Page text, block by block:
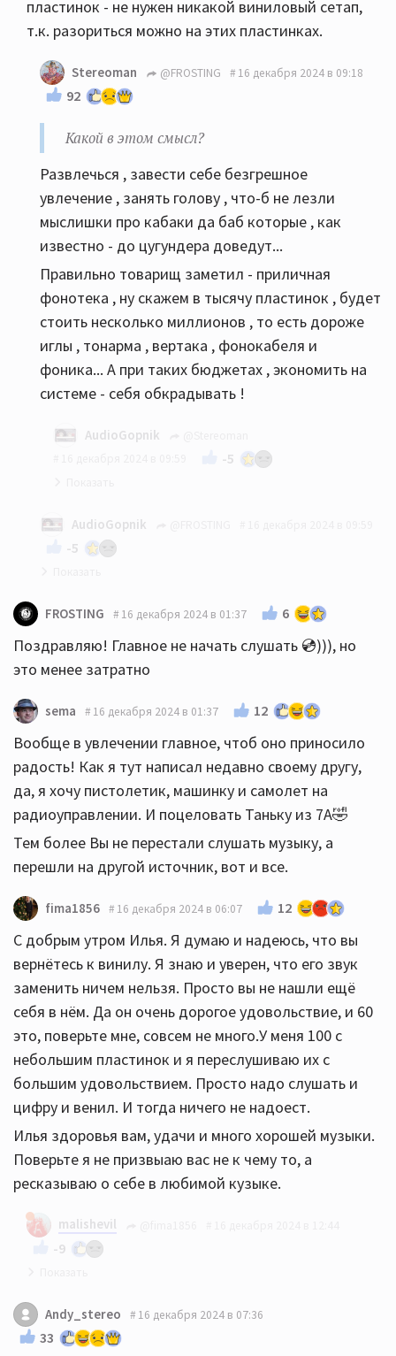
пластинок - не нужен никакой виниловый сетап,
т.к. разориться можно на этих пластинках.
Stereoman @FROSTING 16 декабря 2024 в 09:18
92
Какой в этом смысл?
Развлечься , завести себе безгрешное
увлечение , занять голову , что-б не лезли
мыслишки про кабаки да баб которые , как
известно - до цугундера доведут...
Правильно товарищ заметил - приличная
фонотека , ну скажем в тысячу пластинок , будет
стоить несколько миллионов , то есть дороже
иглы , тонарма , вертака , фонокабеля и
фоника... А при таких бюджетах , экономить на
системе - себя обкрадывать !
AudioGopnik
-5
AudioGopnik
-5
уважаемый СтереоМан - всё правильно написал..
😎
FROSTING 16 декабря 2024 в 01:37 6
Поздравляю! Главное не начать слушать 💿))), но
это менее затратно
sema 16 декабря 2024 в 01:37 12
Вообще в увлечении главное, чтоб оно приносило
радость! Как я тут написал недавно своему другу,
да, я хочу пистолетик, машинку и самолет на
радиоуправлении. И поцеловать Таньку из 7А🤣
Тем более Вы не перестали слушать музыку, а
перешли на другой источник, вот и все.
fima1856 16 декабря 2024 в 06:07 12
С добрым утром Илья. Я думаю и надеюсь, что вы
вернётесь к винилу. Я знаю и уверен, что его звук
заменить ничем нельзя. Просто вы не нашли ещё
себя в нём. Да он очень дорогое удовольствие, и 60
это, поверьте мне, совсем не много.У меня 100 с
небольшим пластинок и я переслушиваю их с
большим удовольствием. Просто надо слушать и
цифру и венил. И тогда ничего не надоест.
Илья здоровья вам, удачи и много хорошей музыки.
Поверьте я не призвыаю вас не к чему то, а
ресказываю о себе в любимой кузыке.
malishevil
-9
Благодарю!
Andy_stereo 16 декабря 2024 в 07:36
33